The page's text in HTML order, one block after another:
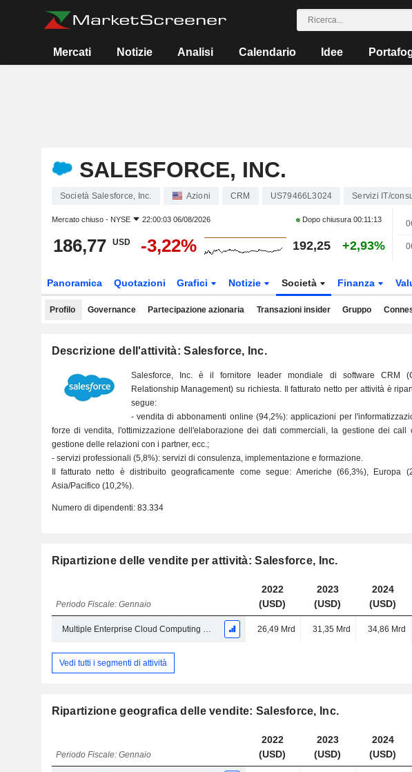
Mercati Notizie Analisi Calendario Idee
SALESFORCE, INC.
Società Salesforce, Inc. Azioni CRM US79466L3024 Servizi IT/
Mercato chiuso - NYSE 22:00:03 06/08/2026 Dopo chiusura 00:11:13
186,77 USD -3,22% 192,25 +2,93%
Panoramica Quotazioni Grafici Notizie Società Finanza
Profilo Governance Partecipazione azionaria Transazioni insider Gruppo
Descrizione dell'attività: Salesforce, Inc.
Salesforce, Inc. è il fornitore leader mondiale di software CRM
Relationship Management) su richiesta. Il fatturato netto per attività è
segue:
- vendita di abbonamenti online (94,2%): applicazioni per
forze di vendita, l'ottimizzazione dell'elaborazione dei dati commerciali, la gestione dei call
gestione delle relazioni con i partner, ecc.;
- servizi professionali (5,8%): servizi di consulenza, implementazione e formazione.
Il fatturato netto è distribuito geograficamente come segue: Americhe (66,3%), Europa
Asia/Pacifico (10,2%).
Numero di dipendenti: 83.334
Ripartizione delle vendite per attività: Salesforce, Inc.
Periodo Fiscale: Gennaio
2022
(USD)
2023
(USD)
2024
(USD)
Multiple Enterprise Cloud Computing Market 26,49 Mrd 31,35 Mrd 34,86 Mrd
Vedi tutti i segmenti di attività
Ripartizione geografica delle vendite: Salesforce, Inc.
Periodo Fiscale: Gennaio
2022
(USD)
2023
(USD)
2024
(USD)